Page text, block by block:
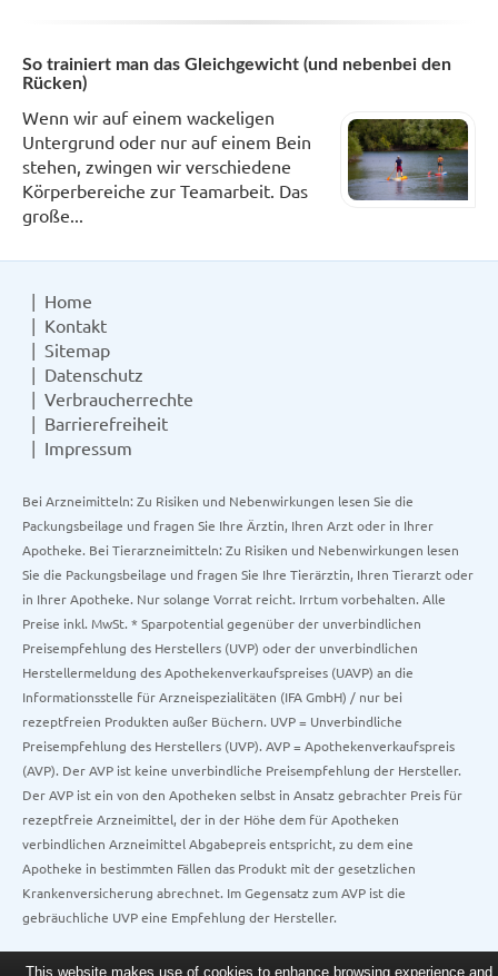
So trainiert man das Gleichgewicht (und nebenbei den
Rücken)
Wenn wir auf einem wackeligen
Untergrund oder nur auf einem Bein
stehen, zwingen wir verschiedene
Körperbereiche zur Teamarbeit. Das
große...
Home
Kontakt
Sitemap
Datenschutz
Verbraucherrechte
Barrierefreiheit
Impressum
Bei Arzneimitteln: Zu Risiken und Nebenwirkungen lesen Sie die
Packungsbeilage und fragen Sie Ihre Ärztin, Ihren Arzt oder in Ihrer
Apotheke. Bei Tierarzneimitteln: Zu Risiken und Nebenwirkungen lesen
Sie die Packungsbeilage und fragen Sie Ihre Tierärztin, Ihren Tierarzt oder
in Ihrer Apotheke. Nur solange Vorrat reicht. Irrtum vorbehalten. Alle
Preise inkl. MwSt. * Sparpotential gegenüber der unverbindlichen
Preisempfehlung des Herstellers (UVP) oder der unverbindlichen
Herstellermeldung des Apothekenverkaufspreises (UAVP) an die
Informationsstelle für Arzneispezialitäten (IFA GmbH) / nur bei
rezeptfreien Produkten außer Büchern. UVP = Unverbindliche
Preisempfehlung des Herstellers (UVP). AVP = Apothekenverkaufspreis
(AVP). Der AVP ist keine unverbindliche Preisempfehlung der Hersteller.
Der AVP ist ein von den Apotheken selbst in Ansatz gebrachter Preis für
rezeptfreie Arzneimittel, der in der Höhe dem für Apotheken
verbindlichen Arzneimittel Abgabepreis entspricht, zu dem eine
Apotheke in bestimmten Fällen das Produkt mit der gesetzlichen
Krankenversicherung abrechnet. Im Gegensatz zum AVP ist die
gebräuchliche UVP eine Empfehlung der Hersteller.
This website makes use of cookies to enhance browsing experience and